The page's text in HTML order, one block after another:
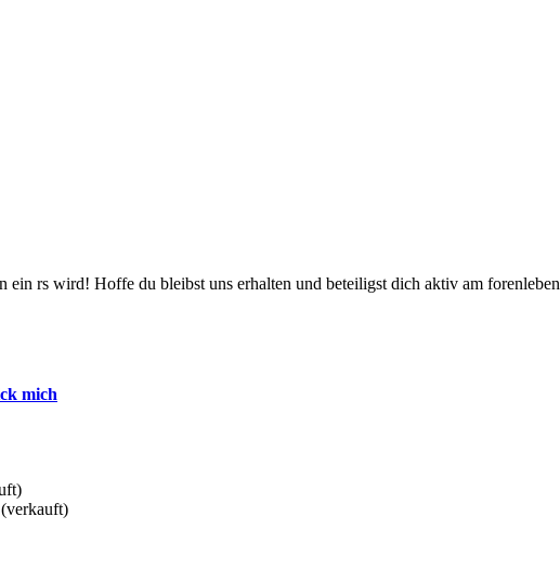
ein rs wird! Hoffe du bleibst uns erhalten und beteiligst dich aktiv am forenleben
mich